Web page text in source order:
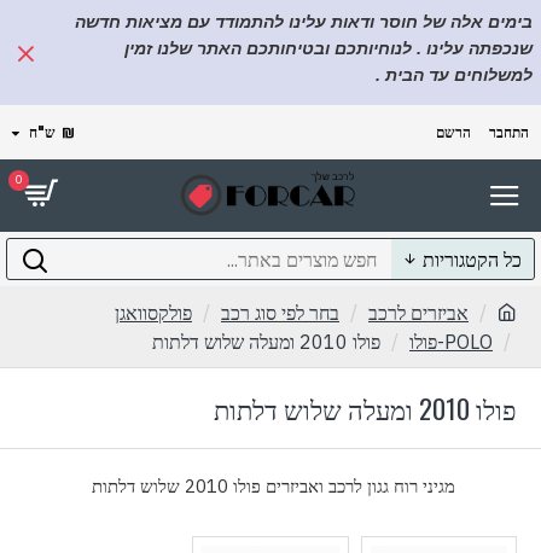
בימים אלה של חוסר ודאות עלינו להתמודד עם מציאות חדשה
שנכפתה עלינו . לנוחיותכם ובטיחותכם האתר שלנו זמין
למשלוחים עד הבית .
התחבר הרשם ₪ ש"ח
0
כל הקטגוריות
אביזרים לרכב בחר לפי סוג רכב
פולקסוואגן
POLO-פולו
פולו 2010 ומעלה שלוש דלתות
פולו 2010 ומעלה שלוש דלתות
מגיני רוח גגון לרכב ואביזרים פולו 2010 שלוש דלתות